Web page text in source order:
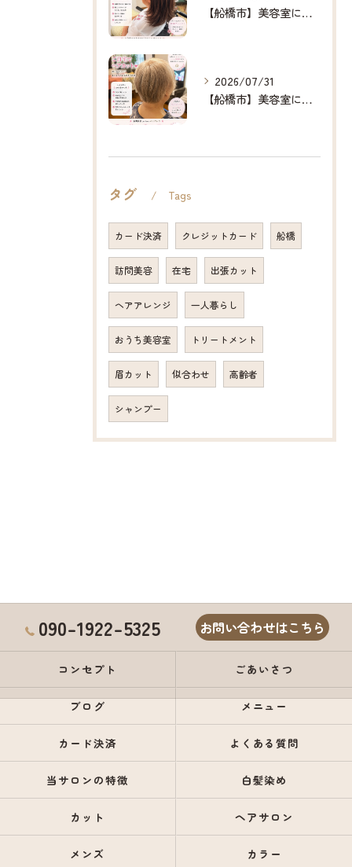
【船橋市】美容室に行けない…をなくしたい✂️✨
2026/07/31
【船橋市】美容室に行けない…をなくしたい✂️✨
タグ Tags
カード決済 クレジットカード 船橋
訪問美容 在宅 出張カット
ヘアアレンジ 一人暮らし
おうち美容室 トリートメント
眉カット 似合わせ 高齢者
シャンプー
090-1922-5325 お問い合わせはこちら
コンセプト ごあいさつ
ブログ メニュー
カード決済 よくある質問
当サロンの特徴 白髪染め
カット ヘアサロン
メンズ カラー